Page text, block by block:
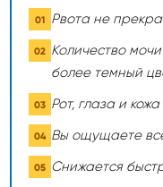
Рвота не
Количество
более темный
Рот, глаза и
Вы ощущаете
Снижается